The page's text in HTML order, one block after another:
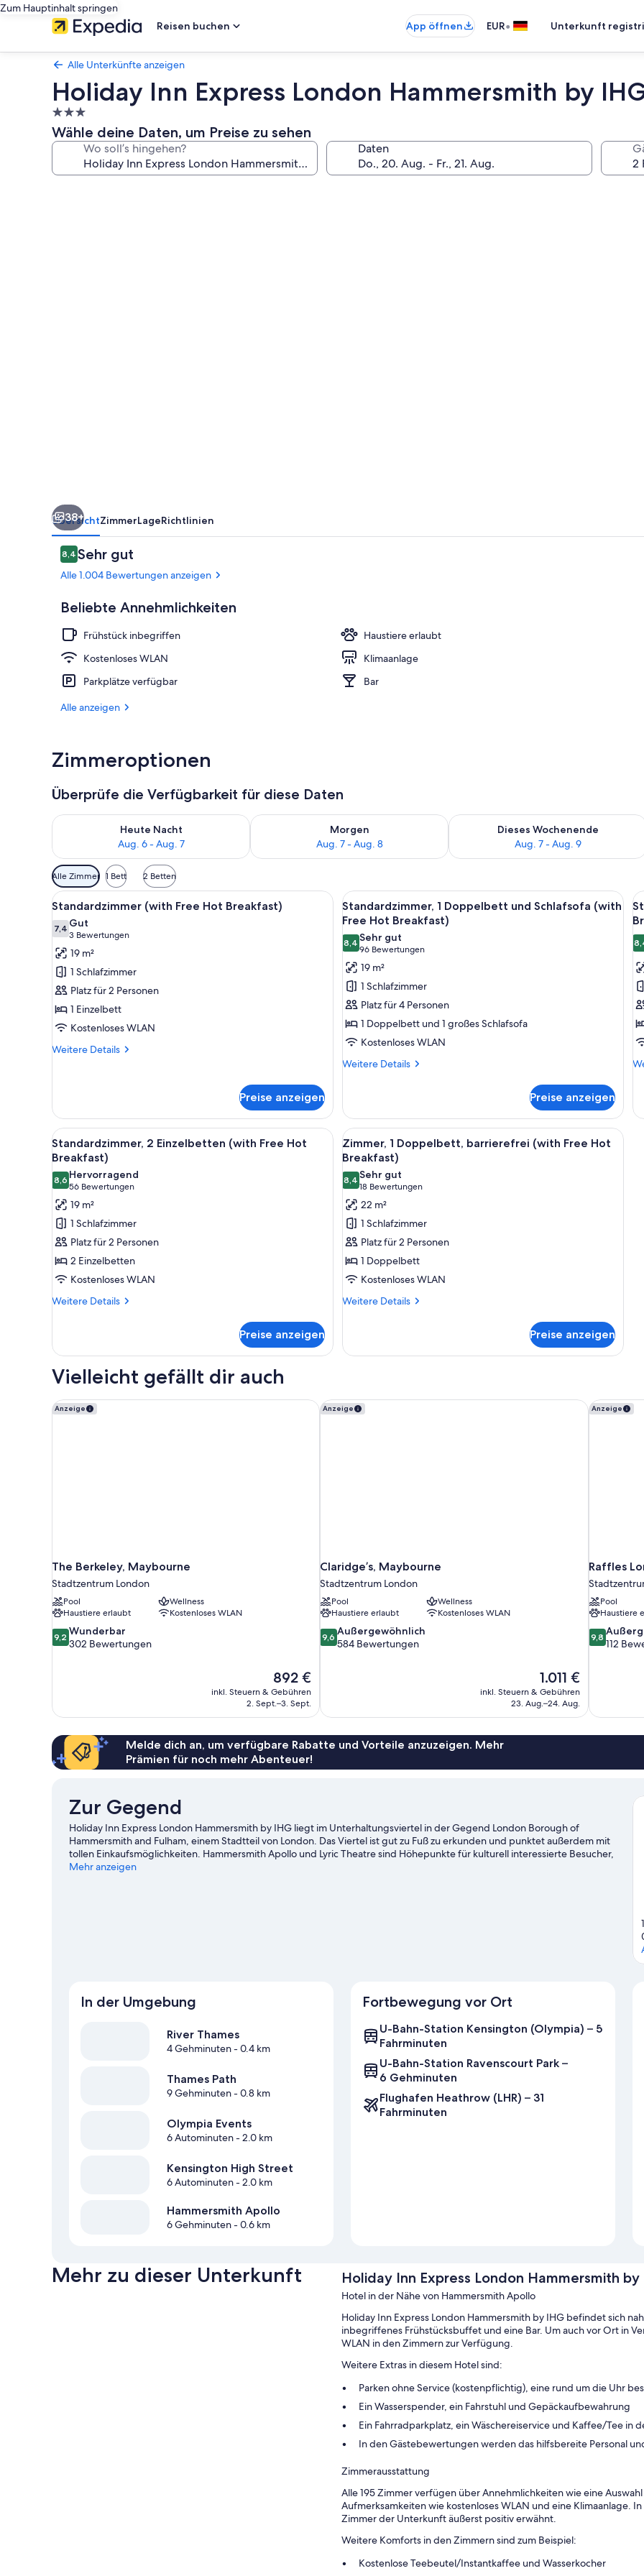
Zum Hauptinhalt springen
Reisen buchen
App öffnen EUR• Unterkunft
Alle Unterkünfte anzeigen
Holiday Inn Express London Hammersmith by
3.0-
Sterne-
Unterkunft
Wähle deine Daten, um Preise zu sehen
Wo soll’s hingehen? Daten
38+
ÜbersichtZimmerLageRichtlinien
Bewertungen
8,48,4 von 10.
Sehr gut
Alle 1.004 Bewertungen anzeigen
Beliebte Annehmlichkeiten
Frühstück inbegriffen
Haustiere erlaubt
Kostenloses WLAN
Klimaanlage
Parkplätze verfügbar
Bar
Alle anzeigen
Zimmeroptionen
Überprüfe die Verfügbarkeit für diese Daten
Heute Nacht
Aug. 6 - Aug. 7
Überprüfe die Verfügbarkeit für heute Nacht, Aug. 6 - Aug. 7.
Morgen
Aug. 7 - Aug. 8
Überprüfe die Verfügbarkeit für morgen, Aug. 7 - Aug. 8.
Dieses Wochenende
Aug. 7 - Aug. 9
Überprüfe die Verfügbarkeit für
Verfügbare
Filter
für
Zimmer
Alle Zimmer 1 Bett 2 Betten
Alle
Fotos
für
Standardzimmer
(with
Free
Hot
Breakfast)
anzeigen
Ein ordentlich bezogenes Bett mit weißer Bettwäsche und Kissen vor einem Holzkopfstück.
6
Standardzimmer (with Free Hot Breakfast)
7,47,4 von 10
Gut
3 Bewertungen
(3
Bewertungen)
19 m²
1 Schlafzimmer
Platz für 2 Personen
1 Einzelbett
Kostenloses WLAN
Weitere Details
Weitere
Free
Hot
Breakfast)
Preise anzeigen
Alle
Fotos
für
Standardzimmer,
1 Doppelbett
und
Schlafsofa
(with
Free
Hot
Breakfast)
Ein modernes Hotelzimmer mit
4
Standardzimmer, 1 Doppelbett und Schlafsofa (with
Free Hot Breakfast)
8,48,4 von 10
Sehr gut
96 Bewertungen
(96
Bewertungen)
19 m²
1 Schlafzimmer
Platz für 4 Personen
1 Doppelbett und 1 großes Schlafsofa
Kostenloses WLAN
Weitere Details
Weitere
1 Doppelbett
und
Schlafsofa
(with
Hot
Breakfast)
Preise anzeigen
1
1
Alle
Fotos
für
Standardzimmer,
2 Einzelbetten
(with
Free
Hot
Breakfast)
anzeigen
Ein Hotelzimmer mit zwei Betten, einem roten Sessel, einem Holztisch und einer dunkelblauen Wand.
6
Standardzimmer, 2 Einzelbetten (with Free Hot
Breakfast)
8,68,6 von 10
Hervorragend
56 Bewertungen
(56
Bewertungen)
19 m²
1 Schlafzimmer
Platz für 2 Personen
2 Einzelbetten
Kostenloses WLAN
Weitere Details
Weitere
2 Einzelbetten
Free
Breakfast)
Preise anzeigen
Alle
Fotos
für
Zimmer,
1
Doppelbett,
barrierefrei
(with
Free
Hot
Breakfast)
Ein modernes Zimmer mit blauer
7
Zimmer, 1 Doppelbett, barrierefrei (with Free Hot
Breakfast)
8,48,4 von 10
Sehr gut
18 Bewertungen
(18
Bewertungen)
22 m²
1 Schlafzimmer
Platz für 2 Personen
1 Doppelbett
Kostenloses WLAN
Weitere Details
Weitere
1
Free
Hot
Preise anzeigen
Vielleicht gefällt dir auch
Anzeige
The Berkeley, Maybourne
Stadtzentrum London
Pool
Wellness
Haustiere erlaubt
Kostenloses WLAN
9.2
von
9,2 Wunderbar
302 Bewertungen
Der
Preis
beträgt
892 €
inkl. Steuern & Gebühren
2. Sept.–3. Sept.
The Berkeley, Maybourne Anzeige
Claridge’s, Maybourne
Stadtzentrum London
Pool
Wellness
Haustiere erlaubt
Kostenloses WLAN
9.6
von
9,6 Außergewöhnlich
584 Bewertungen
Der
Preis
beträgt
1.011 €
inkl. Steuern & Gebühren
23. Aug.–24. Aug.
Claridge’s, Maybourne Anzeige
Raffles
Pool
Haustiere
9.8
von
9,8
112
Raffles
Melde dich an, um verfügbare Rabatte und Vorteile anzuzeigen. Mehr
Prämien für noch mehr Abenteuer!
Zur Gegend
Holiday Inn Express London Hammersmith by IHG liegt im Unterhaltungsviertel in der Gegend London Borough of
Hammersmith and Fulham, einem Stadtteil von London. Das Viertel ist gut zu Fuß zu erkunden und punktet außerdem mit
tollen Einkaufsmöglichkeiten. Hammersmith Apollo und Lyric Theatre sind Höhepunkte für kulturell interessierte Besucher,
während zu den bekanntesten Sehenswürdigkeiten der Region Folgendes zählt: Buckingham Palace und Piccadilly Circus.
Mehr anzeigen
In der Umgebung
River Thames
4 Gehminuten- 0.4 km
Thames Path
9 Gehminuten- 0.8 km
Olympia Events
6 Autominuten- 2.0 km
Kensington High Street
6 Autominuten- 2.0 km
Hammersmith Apollo
6 Gehminuten- 0.6 km
Fortbewegung vor Ort
U-Bahn-Station Kensington (Olympia) – 5
Fahrminuten
U-Bahn-Station Ravenscourt Park –
6 Gehminuten
Flughafen Heathrow (LHR) – 31
Fahrminuten
Mehr zu dieser Unterkunft Holiday Inn Express London Hammersmith by
Hotel in der Nähe von Hammersmith Apollo
Holiday Inn Express London Hammersmith by IHG befindet sich
inbegriffenes Frühstücksbuffet und eine Bar. Um auch vor Ort in
WLAN in den Zimmern zur Verfügung.
Weitere Extras in diesem Hotel sind:
Parken ohne Service (kostenpflichtig), eine rund um die Uhr
Ein Wasserspender, ein Fahrstuhl und Gepäckaufbewahrung
Ein Fahrradparkplatz, ein Wäschereiservice und Kaffee/Tee in
In den Gästebewertungen werden das hilfsbereite Personal
Zimmerausstattung
Alle 195 Zimmer verfügen über Annehmlichkeiten wie eine
Aufmerksamkeiten wie kostenloses WLAN und eine Klimaanlage.
Zimmer der Unterkunft äußerst positiv erwähnt.
Weitere Komforts in den Zimmern sind zum Beispiel:
Kostenlose Teebeutel/Instantkaffee und Wasserkocher